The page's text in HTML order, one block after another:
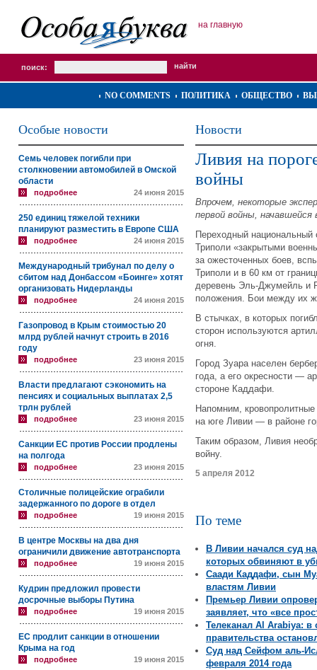
на главную
поиск:
NO COMMENTS ПОЛИТИКА ОБЩЕСТВО
Особые новости
Семь человек погибли при
столкновении автомобилей в Омской
области
подробнее 24 июня 2015
250 единиц тяжелой техники
планируют разместить в Европе США
подробнее 24 июня 2015
Международный трибунал по делу о
сбитом над Донбассом «Боинге» хотят
организовать Нидерланды
подробнее 24 июня 2015
Газопровод в Крым стоимостью 20
млрд рублей начнут строить в 2016
году
подробнее 23 июня 2015
Власти предлагают сэкономить на
пенсиях и социальных выплатах 2,5
трлн рублей
подробнее 23 июня 2015
Санкции ЕС против России продлены
на полгода
подробнее 23 июня 2015
Столичные полицейские ограбили
задержанного по дороге в отдел
подробнее 19 июня 2015
В центре Москвы на два дня
ограничили движение автотранспорта
подробнее 19 июня 2015
Кудрин предложил провести
досрочные выборы Путина
подробнее 19 июня 2015
ЕС продлит санкции в отношении
Крыма на год
подробнее 19 июня 2015
Новости
Ливия на
войны
Впрочем, некоторые
первой войны, начавшейся
Переходный национальный
Триполи «закрытыми
за ожесточенных боев,
Триполи и в 60 км от
деревень Эль-Джумейль и
положения. Бои между их
В стычках, в которых
сторон используются
огня.
Город Зуара населен
года, а его окресности —
стороне Каддафи.
Напомним,
на юге Ливии — в районе
Таким образом, Ливия
войну.
5 апреля 2012
По теме
В Ливии начался суд
которых обвиняют в
Саади Каддафи, сын
властям Ливии
Премьер Ливии
заявляет, что «все
Телеканал Al Arabiya:
правительства
Суд над Сейфом аль-
февраля 2014 года